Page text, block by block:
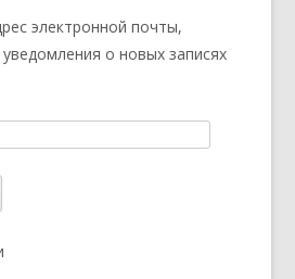
электронной почты,
о новых записях